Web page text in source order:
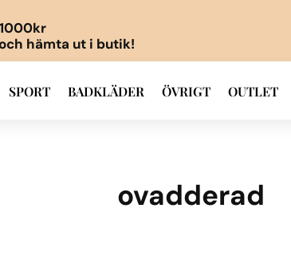
hämta ut i butik!
SPORT BADKLÄDER ÖVRIGT OUTLET
ovadderad